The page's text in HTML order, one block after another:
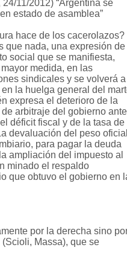
24/11/2012) “Argentina se
estado de asamblea”
hace de los cacerolazos?
que nada, una expresión de
social que se manifiesta,
medida, en las
sindicales y se volverá a
en la huelga general del
expresa el deterioro de la
arbitraje del gobierno ante
déficit fiscal y de la tasa de
devaluación del peso
para pagar la deuda
ampliación del impuesto al
minado el respaldo
que obtuvo el gobierno en
por la derecha sino
Massa), que se